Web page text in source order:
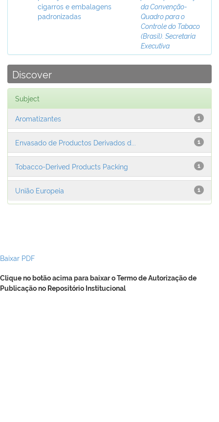
cigarros e embalagens
padronizadas
da Convenção-
Quadro para o
Controle do Tabaco
(Brasil). Secretaria
Executiva
Discover
Subject
1
Aromatizantes
1
Envasado de Productos Derivados d...
1
Tobacco-Derived Products Packing
1
União Europeia
Baixar PDF
Clique no botão acima para baixar o Termo de Autorização de
Publicação no Repositório Institucional